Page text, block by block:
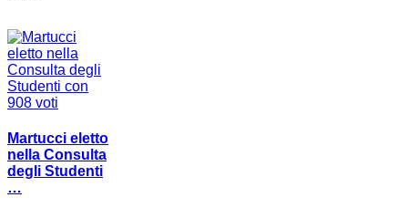
Martucci eletto
nella Consulta
degli Studenti
…